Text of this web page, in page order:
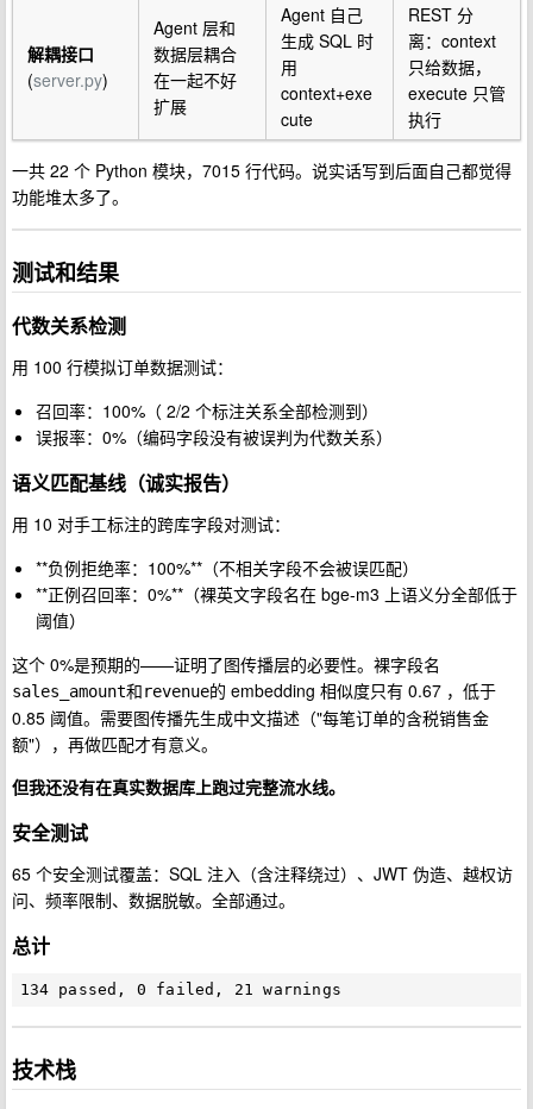
解耦接口
(server.py)
Agent 层和
数据层耦合
在一起不好
扩展
Agent 自己
生成 SQL 时
用
context+exe
cute
REST 分
离：context
只给数据，
execute 只管
执行
一共 22 个 Python 模块，7015 行代码。说实话写到后面自己都觉得
功能堆太多了。
测试和结果
代数关系检测
用 100 行模拟订单数据测试：
召回率：100%（ 2/2 个标注关系全部检测到）
误报率：0%（编码字段没有被误判为代数关系）
语义匹配基线（诚实报告）
用 10 对手工标注的跨库字段对测试：
**负例拒绝率：100%**（不相关字段不会被误匹配）
**正例召回率：0%**（裸英文字段名在 bge-m3 上语义分全部低于
阈值）
这个 0%是预期的——证明了图传播层的必要性。裸字段名
sales_amount和revenue的 embedding 相似度只有 0.67 ，低于
0.85 阈值。需要图传播先生成中文描述（"每笔订单的含税销售金
额"），再做匹配才有意义。
但我还没有在真实数据库上跑过完整流水线。
安全测试
65 个安全测试覆盖：SQL 注入（含注释绕过）、JWT 伪造、越权访
问、频率限制、数据脱敏。全部通过。
总计
技术栈